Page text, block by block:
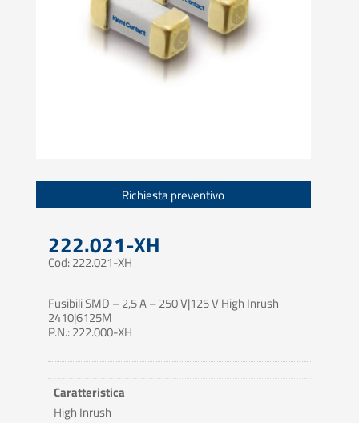
Richiesta preventivo
222.021-XH
Cod: 222.021-XH
Fusibili SMD – 2,5 A – 250 V|125 V High Inrush
2410|6125M
P.N.: 222.000-XH
Caratteristica
High Inrush